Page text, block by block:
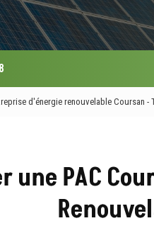
d'énergie renouvelable Coursan -
une PAC